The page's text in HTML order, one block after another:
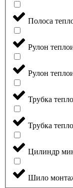
Полоса
Рулон
Рулон
Трубка
Трубка
Цилиндр
Шило